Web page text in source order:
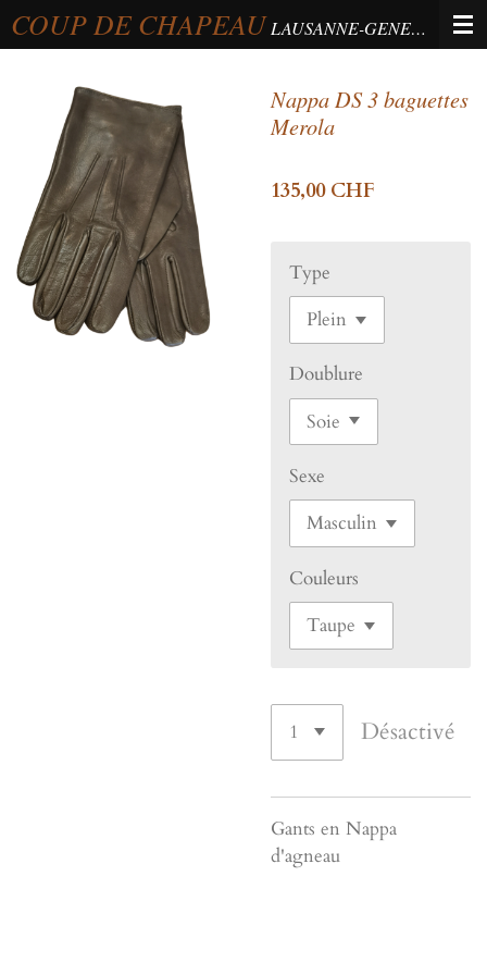
Passer
au
principal
COUP DE CHAPEAU LAUSANNE-GENEVA-BERNE
Nappa DS 3 baguettes
Merola
135,00 CHF
Type
Doublure
Sexe
Couleurs
Désactivé
Gants en Nappa
d'agneau